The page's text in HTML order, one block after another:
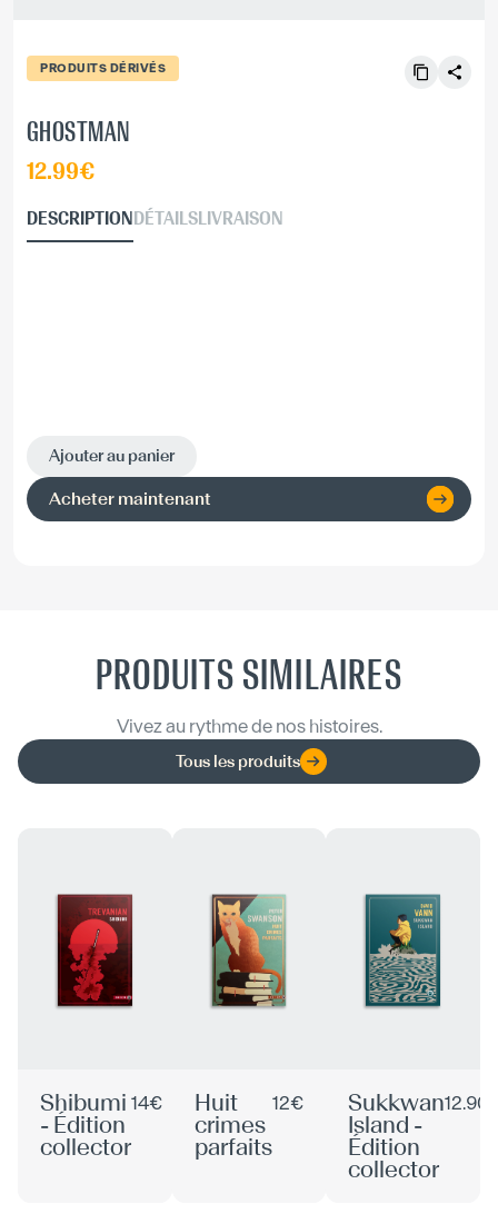
PRODUITS DÉRIVÉS
GHOSTMAN
12.99€
DESCRIPTIONDÉTAILSLIVRAISON
Ajouter au panier
Acheter maintenant
PRODUITS SIMILAIRES
Vivez au rythme de nos histoires.
Tous les produits
Shibumi
- Édition
collector
14€
Huit
crimes
parfaits
12€
Sukkwan
Island -
Édition
collector